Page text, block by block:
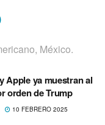
México.
Apple ya muestran al
orden de Trump
10 FEBRERO 2025